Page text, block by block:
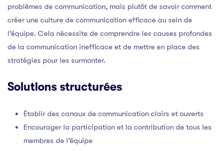
problèmes de communication, mais plutôt de savoir comment
créer une culture de communication efficace au sein de
l’équipe. Cela nécessite de comprendre les causes profondes
de la communication inefficace et de mettre en place des
stratégies pour les surmonter.
Solutions structurées
Établir des canaux de communication clairs et ouverts
Encourager la participation et la contribution de tous les
membres de l’équipe